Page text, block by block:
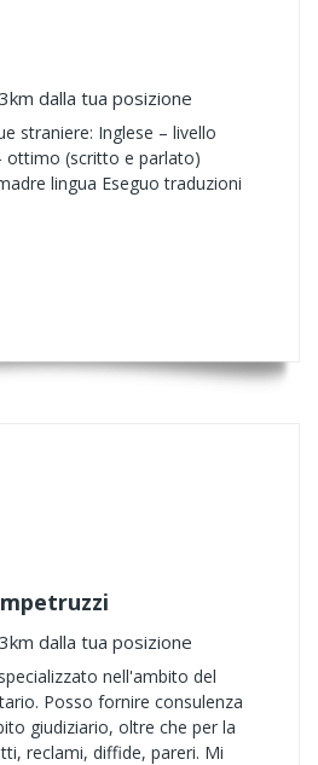
dalla tua posizione
straniere: Inglese – livello
ottimo (scritto e parlato)
lingua Eseguo traduzioni
dalla tua posizione
nell'ambito del
Posso fornire consulenza
giudiziario, oltre che per la
reclami, diffide, pareri. Mi